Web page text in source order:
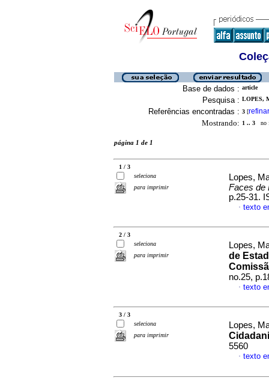
Base de dados : article
Pesquisa : LOPES,
Referências encontradas : 3 [refinar
Mostrando: 1 .. 3 no
página 1 de 1
1 / 3
seleciona
para imprimir
Lopes,
Faces de
p.25-31.
· texto
2 / 3
seleciona
para imprimir
Lopes,
de
no.25,
· texto
3 / 3
seleciona
para imprimir
Lopes,
5560
· texto